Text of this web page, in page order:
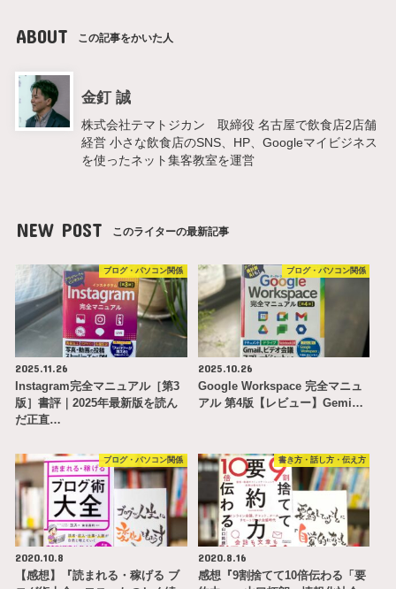
ABOUT この記事をかいた人
金釘 誠
株式会社テマトジカン 取締役 名古屋で飲食店2店舗
経営 小さな飲食店のSNS、HP、Googleマイビジネス
を使ったネット集客教室を運営
NEW POST このライターの最新記事
ブログ・パソコン関係
2025.11.26
Instagram完全マニュアル［第3
版］書評｜2025年最新版を読ん
だ正直…
ブログ・パソコン関係
2025.10.26
Google Workspace 完全マニュ
アル 第4版【レビュー】Gemi…
ブログ・パソコン関係
2020.10.8
【感想】『読まれる・稼げる ブ
書き方・話し方・伝え方
2020.8.16
感想『9割捨てて10倍伝わる「要